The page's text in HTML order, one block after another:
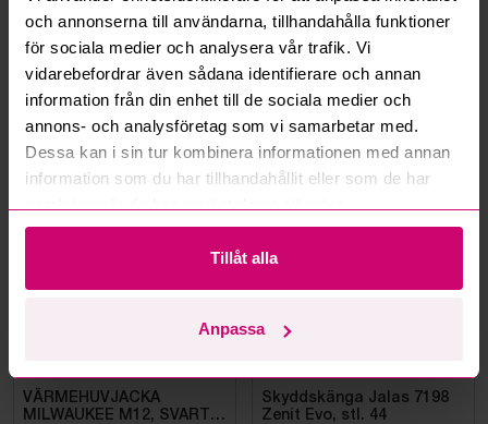
och annonserna till användarna, tillhandahålla funktioner
för sociala medier och analysera vår trafik. Vi
vidarebefordrar även sådana identifierare och annan
information från din enhet till de sociala medier och
annons- och analysföretag som vi samarbetar med.
Dessa kan i sin tur kombinera informationen med annan
information som du har tillhandahållit eller som de har
Tillåt alla
Anpassa
Kan ni frakta mina vunna objekt?
Läs fler frågor och svar
Mer från samma kategori
VÄRMEHUVJACKA
MILWAUKEE M12, SVART
Oanvänd
Skyddskänga Jalas 7198
Zenit Evo, stl. 44
Oanvänd